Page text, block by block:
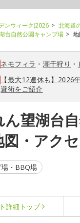
ンウィーク)2026 北海道
台自然公園キャンプ場
ネモフィラ ・ 潮干狩り ・
【最大12連休も】2026
避術をご紹介
ん望湖台
・アク
・BBQ場
詳細 トップ